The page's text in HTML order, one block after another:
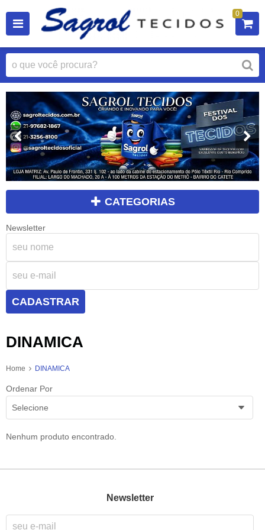
0
CATEGORIAS
Newsletter
CADASTRAR
DINAMICA
Home DINAMICA
Ordenar Por
Selecione
Nenhum produto encontrado.
Newsletter